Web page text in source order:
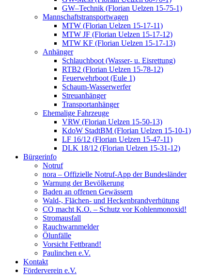
GW–Technik (Florian Uelzen 15-75-1)
Mannschaftstransportwagen
MTW (Florian Uelzen 15-17-11)
MTW JF (Florian Uelzen 15-17-12)
MTW KF (Florian Uelzen 15-17-13)
Anhänger
Schlauchboot (Wasser- u. Eisrettung)
RTB2 (Florian Uelzen 15-78-12)
Feuerwehrboot (Eule 1)
Schaum-Wasserwerfer
Streuanhänger
Transportanhänger
Ehemalige Fahrzeuge
VRW (Florian Uelzen 15-50-13)
KdoW StadtBM (Florian Uelzen 15-10-1)
LF 16/12 (Florian Uelzen 15-47-11)
DLK 18/12 (Florian Uelzen 15-31-12)
Bürgerinfo
Notruf
nora – Offizielle Notruf-App der Bundesländer
Warnung der Bevölkerung
Baden an offenen Gewässern
Wald-, Flächen- und Heckenbrandverhütung
CO macht K.O. – Schutz vor Kohlenmonoxid!
Stromausfall
Rauchwarnmelder
Ölunfälle
Vorsicht Fettbrand!
Paulinchen e.V.
Kontakt
Förderverein e.V.